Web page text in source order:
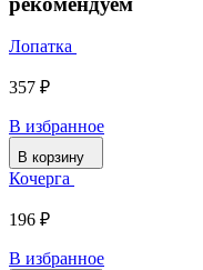
Лопатка
357 ₽
В избранное
В корзину
Кочерга
196 ₽
В избранное